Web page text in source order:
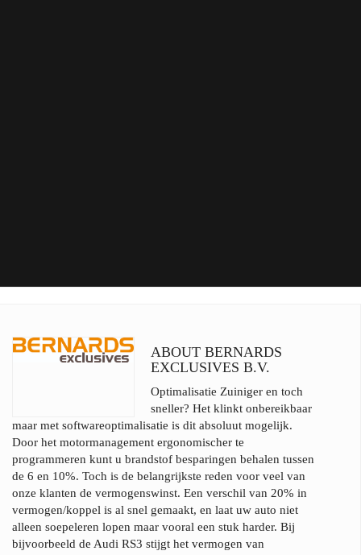
ABOUT BERNARDS
EXCLUSIVES B.V.
Optimalisatie Zuiniger en toch
sneller? Het klinkt onbereikbaar
maar met softwareoptimalisatie is dit absoluut mogelijk.
Door het motormanagement ergonomischer te
programmeren kunt u brandstof besparingen behalen tussen
de 6 en 10%. Toch is de belangrijkste reden voor veel van
onze klanten de vermogenswinst. Een verschil van 20% in
vermogen/koppel is al snel gemaakt, en laat uw auto niet
alleen soepeleren lopen maar vooral een stuk harder. Bij
bijvoorbeeld de Audi RS3 stijgt het vermogen van